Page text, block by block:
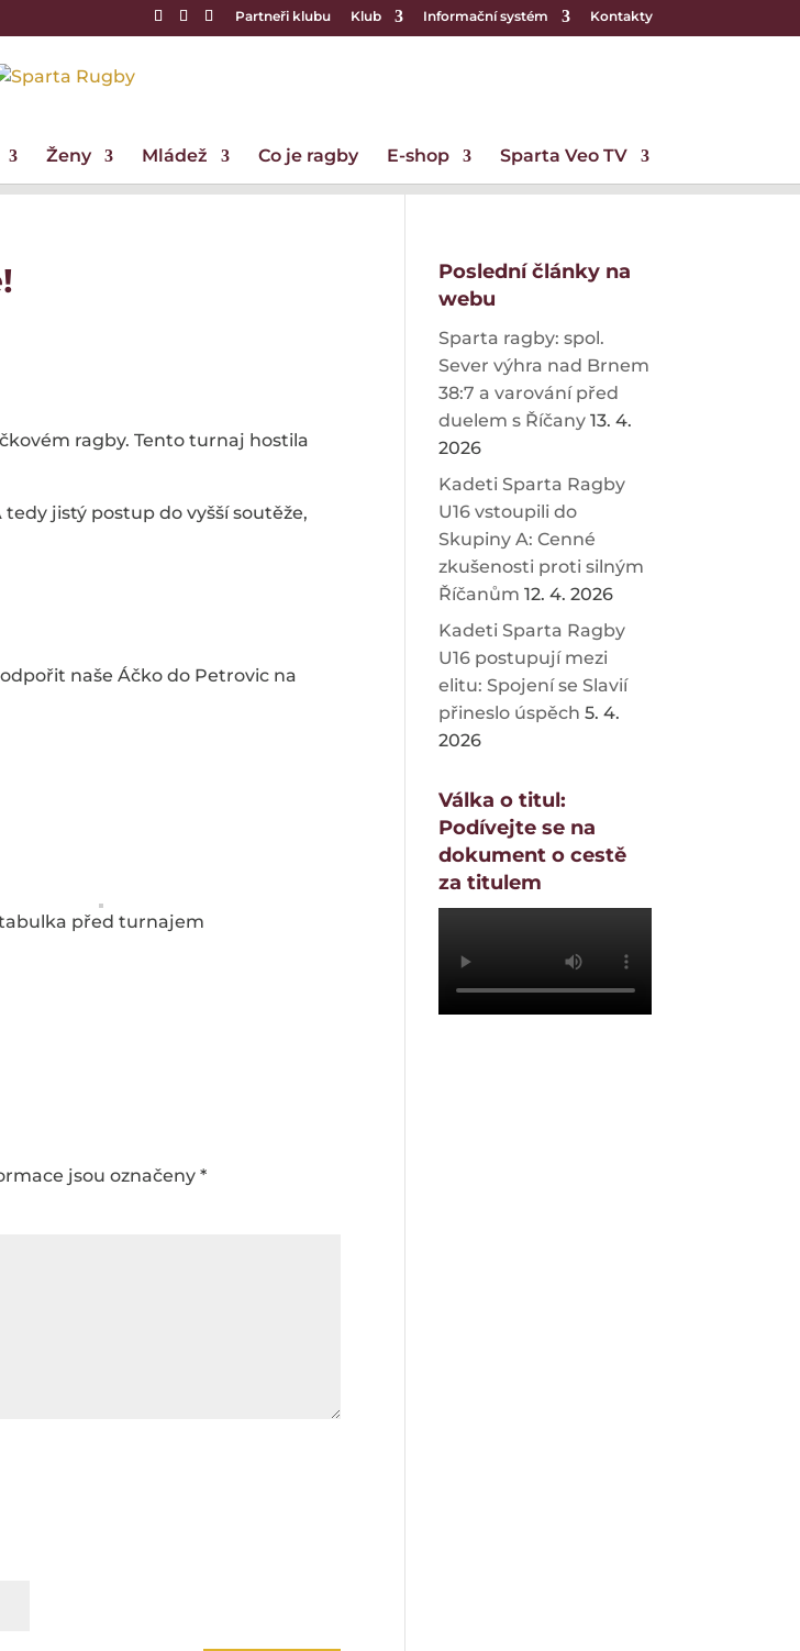
Partneři klubu Klub Informační systém Kontakty
Ženy Mládež Co je ragby E-shop Sparta Veo TV
ragby. Tento turnaj hostila
jistý postup do vyšší soutěže,
naše Áčko do Petrovic na
před turnajem
jsou označeny*
Poslední články na
webu
Sparta ragby: spol.
Sever výhra nad Brnem
38:7 a varování před
duelem s Říčany 13. 4.
2026
Kadeti Sparta Ragby
U16 vstoupili do
Skupiny A: Cenné
zkušenosti proti silným
Říčanům 12. 4. 2026
Kadeti Sparta Ragby
U16 postupují mezi
elitu: Spojení se Slavií
přineslo úspěch 5. 4.
2026
Válka o titul:
Podívejte se na
dokument o cestě
za titulem